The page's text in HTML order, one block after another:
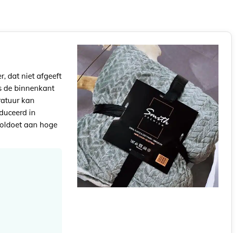
dat niet afgeeft
de binnenkant
kan
in
aan hoge